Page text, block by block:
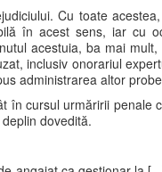
Cu toate
în acest sens, iar cu
acestuia, ba mai
inclusiv onorariul
administrarea altor
în cursul urmăririi penale
dovedită.